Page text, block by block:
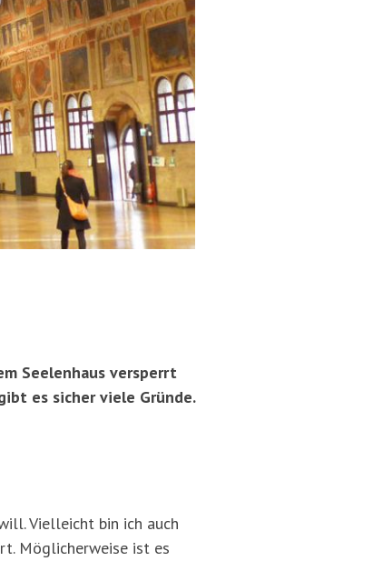
Seelenhaus versperrt
es sicher viele Gründe.
Vielleicht bin ich auch
Möglicherweise ist es